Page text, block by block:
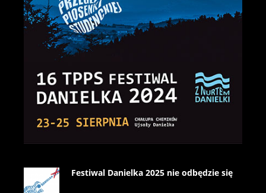
Festiwal Danielka 2025 nie odbędzie się